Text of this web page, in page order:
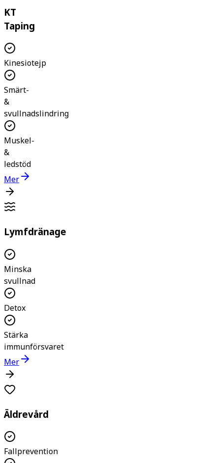
KT
Taping
Kinesiotejp
Smärt-
&
svullnadslindring
Muskel-
&
ledstöd
Mer
Lymfdränage
Minska
svullnad
Detox
Stärka
immunförsvaret
Mer
Äldrevård
Fallprevention